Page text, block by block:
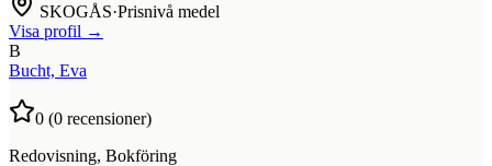
SKOGÅS·Prisnivå medel
Visa profil →
B
Bucht, Eva
0 (0 recensioner)
Redovisning, Bokföring